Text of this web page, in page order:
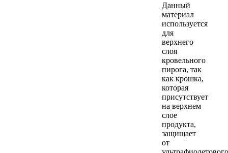
Данный
материал
используется
для
верхнего
слоя
кровельного
пирога, так
как крошка,
которая
присутствует
на верхнем
слое
продукта,
защищает
от